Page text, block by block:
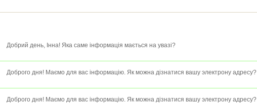
Добрий день, Інна! Яка саме інформація мається на увазі?
Доброго дня! Маємо для вас інформацію. Як можна дізнатися вашу электрону адресу?
Доброго дня! Маємо для вас інформацію. Як можна дізнатися вашу электрону адресу?